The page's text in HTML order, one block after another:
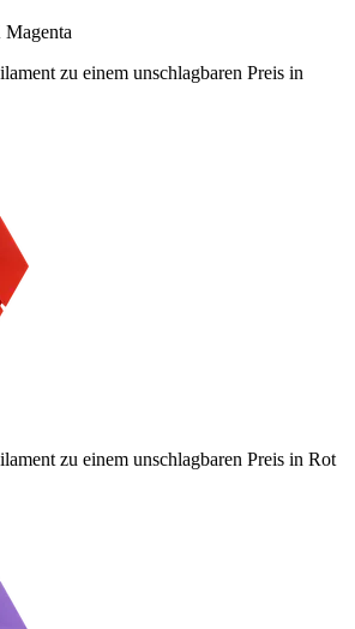
zu einem unschlagbaren Preis in
zu einem unschlagbaren Preis in Rot